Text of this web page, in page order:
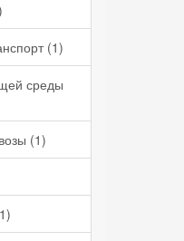
(1)
среды
(1)